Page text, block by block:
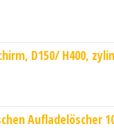
D150/ H400,
Aufladelöscher